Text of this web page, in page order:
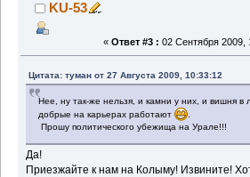
KU-53
« Ответ #3 : 02 Сентября 2009,
Цитата: туман от 27 Августа 2009, 10:33:12
Нее, ну так-же нельзя, и камни у них, и вишня в
добрые на карьерах работают
Прошу политического убежища на Урале!!!
Да!
Приезжайте к нам на Колыму! Извините!